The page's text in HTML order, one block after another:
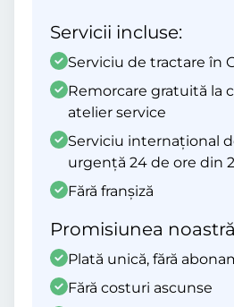
Servicii incluse:
Serviciu de tractare în
Remorcare gratuită la
atelier service
Serviciu internațional
urgență 24 de ore din
Fără franșiză
Promisiunea
Plată unică, fără
Fără costuri ascunse